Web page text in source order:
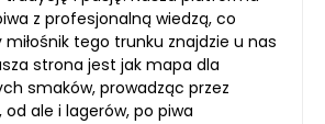
z profesjonalną wiedzą, co
miłośnik tego trunku znajdzie u nas
strona jest jak mapa dla
smaków, prowadząc przez
ale i lagerów, po piwa